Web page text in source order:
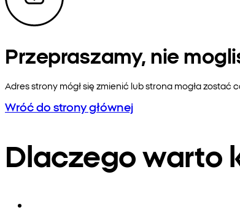
Przepraszamy, nie
Adres strony mógł się zmienić lub strona mogła
Wróć do strony głównej
Dlaczego warto